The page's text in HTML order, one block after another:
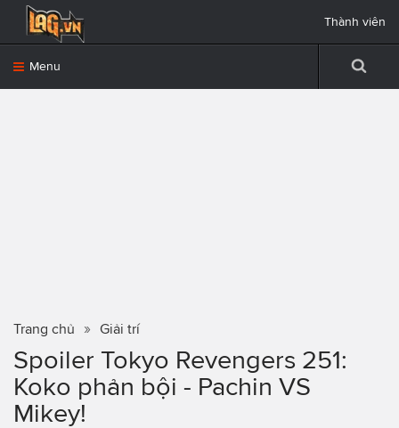
Menu
Thành viên
Trang chủ Giải trí
Spoiler Tokyo Revengers 251:
Koko phản bội - Pachin VS
Mikey!